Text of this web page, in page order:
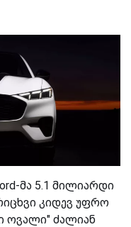
მა 5.1 მილიარდი
კიდევ უფრო
ოვალი" ძალიან